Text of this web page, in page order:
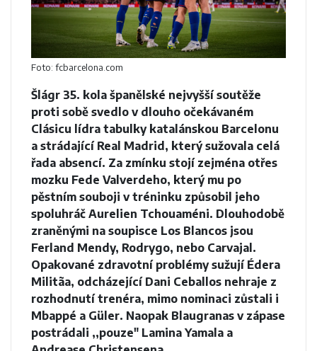
Foto: fcbarcelona.com
Šlágr 35. kola španělské nejvyšší soutěže
proti sobě svedlo v dlouho očekávaném
Clásicu lídra tabulky katalánskou Barcelonu
a strádající Real Madrid, který sužovala celá
řada absencí. Za zmínku stojí zejména otřes
mozku Fede Valverdeho, který mu po
pěstním souboji v tréninku způsobil jeho
spoluhráč Aurelien Tchouaméni. Dlouhodobě
zraněnými na soupisce Los Blancos jsou
Ferland Mendy, Rodrygo, nebo Carvajal.
Opakované zdravotní problémy sužují Édera
Militãa, odcházející Dani Ceballos nehraje z
rozhodnutí trenéra, mimo nominaci zůstali i
Mbappé a Güler. Naopak Blaugranas v zápase
postrádali ,,pouze" Lamina Yamala a